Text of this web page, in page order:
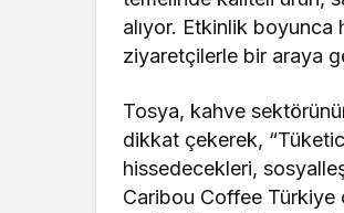
alıyor. Etkinlik boyunca
ziyaretçilerle bir araya
Tosya, kahve
dikkat çekerek,
hissedecekleri,
Caribou Coffee Türkiye